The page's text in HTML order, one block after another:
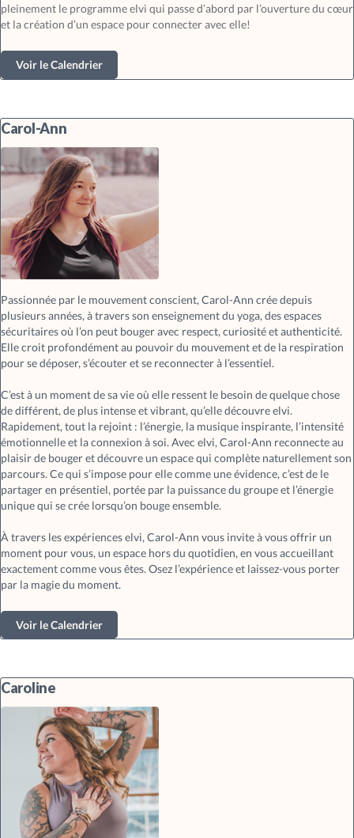
pleinement le programme elvi qui passe d’abord par l’ouverture du cœur
et la création d’un espace pour connecter avec elle!
Voir le Calendrier
Carol-Ann
Passionnée par le mouvement conscient, Carol-Ann crée depuis
plusieurs années, à travers son enseignement du yoga, des espaces
sécuritaires où l’on peut bouger avec respect, curiosité et authenticité.
Elle croit profondément au pouvoir du mouvement et de la respiration
pour se déposer, s’écouter et se reconnecter à l’essentiel.
C’est à un moment de sa vie où elle ressent le besoin de quelque chose
de différent, de plus intense et vibrant, qu’elle découvre elvi.
Rapidement, tout la rejoint : l’énergie, la musique inspirante, l’intensité
émotionnelle et la connexion à soi. Avec elvi, Carol-Ann reconnecte au
plaisir de bouger et découvre un espace qui complète naturellement son
parcours. Ce qui s’impose pour elle comme une évidence, c’est de le
partager en présentiel, portée par la puissance du groupe et l’énergie
unique qui se crée lorsqu’on bouge ensemble.
À travers les expériences elvi, Carol-Ann vous invite à vous offrir un
moment pour vous, un espace hors du quotidien, en vous accueillant
exactement comme vous êtes. Osez l’expérience et laissez-vous porter
par la magie du moment.
Voir le Calendrier
Caroline